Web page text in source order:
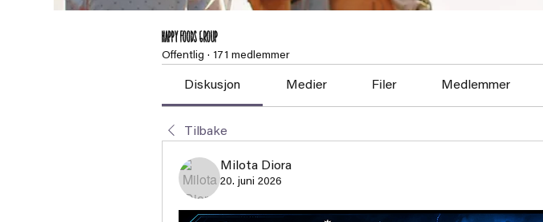
HAPPY FOODS Group
Offentlig · 171 medlemmer
Diskusjon Medier Filer Medlemmer
Tilbake
Milota Diora
20. juni 2026